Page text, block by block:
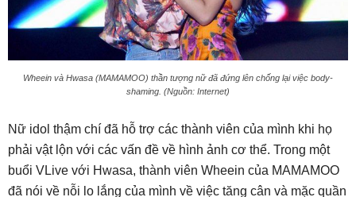
Wheein và Hwasa (MAMAMOO) thần tượng nữ đã đứng lên chống lại việc body-
shaming. (Nguồn: Internet)
Nữ idol thậm chí đã hỗ trợ các thành viên của mình khi họ
phải vật lộn với các vấn đề về hình ảnh cơ thể. Trong một
buổi VLive với Hwasa, thành viên Wheein của MAMAMOO
đã nói về nỗi lo lắng của mình về việc tăng cân và mặc quần